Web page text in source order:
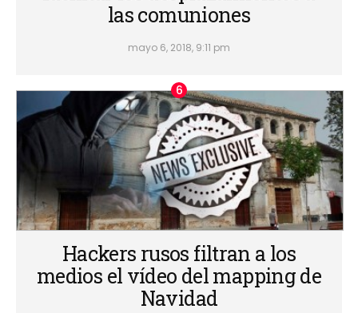
las comuniones
mayo 6, 2018, 9:11 pm
Hackers rusos filtran a los
medios el vídeo del mapping de
Navidad